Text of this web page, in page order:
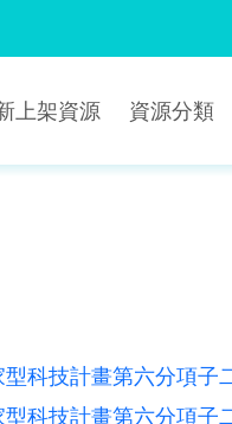
上架資源 資源分類
科技計畫第六分項子
科技計畫第六分項子